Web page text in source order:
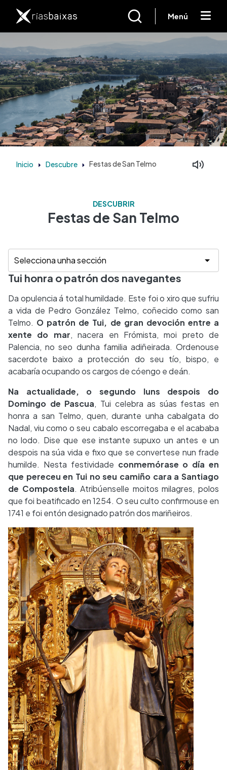
Menú
Inicio Descubre Festas de San Telmo
DESCUBRIR
Festas de San Telmo
Tui honra o patrón dos navegantes
Da opulencia á total humildade. Este foi o xiro que sufriu
a vida de Pedro González Telmo, coñecido como san
Telmo. O patrón de Tui, de gran devoción entre a
xente do mar, nacera en Frómista, moi preto de
Palencia, no seo dunha familia adiñeirada. Ordenouse
sacerdote baixo a protección do seu tío, bispo, e
acabaría ocupando os cargos de cóengo e deán.
Na actualidade, o segundo luns despois do
Domingo de Pascua, Tui celebra as súas festas en
honra a san Telmo, quen, durante unha cabalgata do
Nadal, viu como o seu cabalo escorregaba e el acababa
no lodo. Dise que ese instante supuxo un antes e un
despois na súa vida e fixo que se convertese nun frade
humilde. Nesta festividade conmemórase o día en
que pereceu en Tui no seu camiño cara a Santiago
de Compostela. Atribúenselle moitos milagres, polos
que foi beatificado en 1254. O seu culto confirmouse en
1741 e foi entón designado patrón dos mariñeiros.